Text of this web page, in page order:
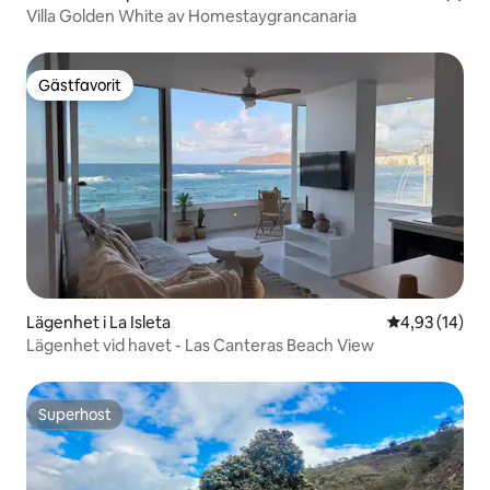
Villa Golden White av Homestaygrancanaria
Gästfavorit
Gästfavorit
Lägenhet i La Isleta 4,93 av 5 i
4,93 (14)
Lägenhet vid havet - Las Canteras Beach View
Superhost
Superhost